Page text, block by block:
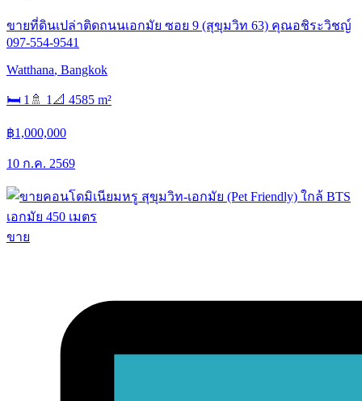
ขายที่ดินเปล่าติดถนนเอกมัย ซอย 9 (สุขุมวิท 63)​ คุณอชิระวิชญ์
097-554-9541
Watthana, Bangkok
🛏 1 🚿 1 📐 4585 m²
฿1,000,000
10 ก.ค. 2569
ขาย